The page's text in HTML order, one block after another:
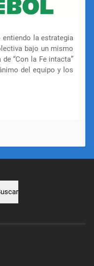
la estrategia
bajo un mismo
“Con la Fe intacta”
del equipo y los